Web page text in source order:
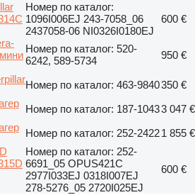
Номер по каталог:
1096I006EJ 243-7058_06
2437058-06 NI0326I0180EJ
600 €
Номер по каталог: 520-
6242, 589-5734
950 €
Номер по каталог: 463-9840350 €
Номер по каталог: 187-10433 047 €
Номер по каталог: 252-24221 855 €
Номер по каталог: 252-
6691_05 OPUS421C
2977I033EJ 0318I007EJ
278-5276_05 2720I025EJ
600 €